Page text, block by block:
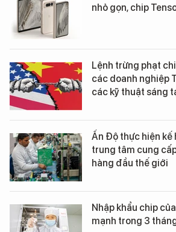
nhỏ gọn, chip
Lệnh trừng phạt
các doanh nghiệp
các kỹ thuật sáng
Ấn Độ thực hiện kế
trung tâm cung
hàng đầu thế giới
Nhập khẩu chip
mạnh trong 3